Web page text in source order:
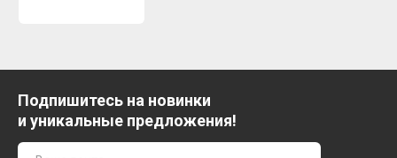
Подпишитесь на новинки
и уникальные предложения!